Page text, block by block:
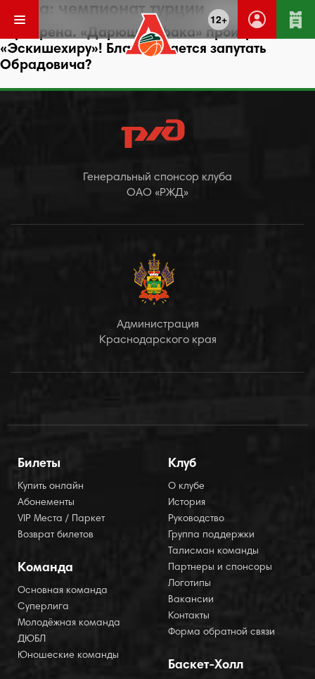
12+
Метка: чемпионат турции
Евроарена. «Дарюшшафака» проигрывает
«Эскишехиру»! Блатт пытается запутать
Обрадовича?
Генеральный спонсор клуба
ОАО «РЖД»
Администрация
Краснодарского края
Билеты
Купить онлайн
Абонементы
VIP Места / Паркет
Возврат билетов
Команда
Основная команда
Суперлига
Молодёжная команда
ДЮБЛ
Юношеские команды
Клуб
О клубе
История
Руководство
Группа поддержки
Талисман команды
Партнеры и спонсоры
Логотипы
Вакансии
Контакты
Форма обратной связи
Баскет-Холл